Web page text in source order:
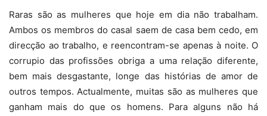
Raras são as mulheres que hoje em dia não trabalham.
Ambos os membros do casal saem de casa bem cedo, em
direcção ao trabalho, e reencontram-se apenas à noite. O
corrupio das profissões obriga a uma relação diferente,
bem mais desgastante, longe das histórias de amor de
outros tempos. Actualmente, muitas são as mulheres que
ganham mais do que os homens. Para alguns não há